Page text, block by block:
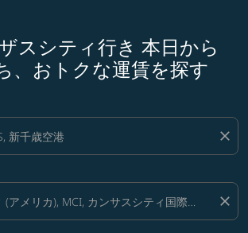
スシティ行き 本日から
、おトクな運賃を探す
close
close